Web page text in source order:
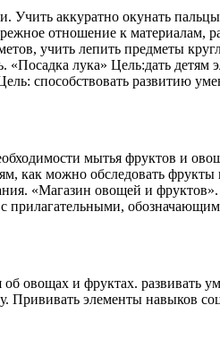
аккуратно окунать пальцы
отношение к материалам,
учить лепить предметы
лука» Цель:дать детям
способствовать развитию
мытья фруктов и
как можно обследовать
«Магазин овощей и фруктов».
прилагательными,
овощах и фруктах. развивать
Прививать элементы навыков